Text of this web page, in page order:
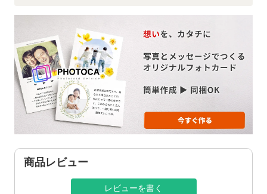
商品レビュー
レビューを書く